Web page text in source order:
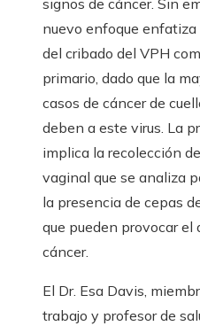
signos de cáncer. Sin
nuevo enfoque
del cribado del VPH
primario, dado que la
casos de cáncer de
deben a este virus. La
implica la recolección
vaginal que se analiza
la presencia de cepas
que pueden provocar el
cáncer.
El Dr. Esa Davis,
trabajo y profesor de